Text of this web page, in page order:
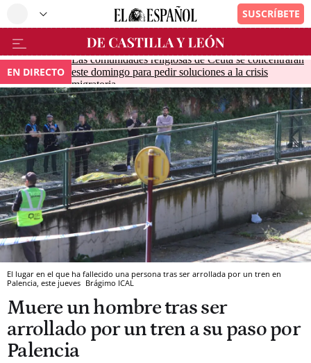
EN DIRECTO
Las comunidades religiosas de Ceuta se concentrarán
este domingo para pedir soluciones a la crisis
migratoria
El lugar en el que ha fallecido una persona tras ser arrollada por un tren en
Palencia, este jueves Brágimo ICAL
Muere un hombre tras ser
arrollado por un tren a su paso por
Palencia